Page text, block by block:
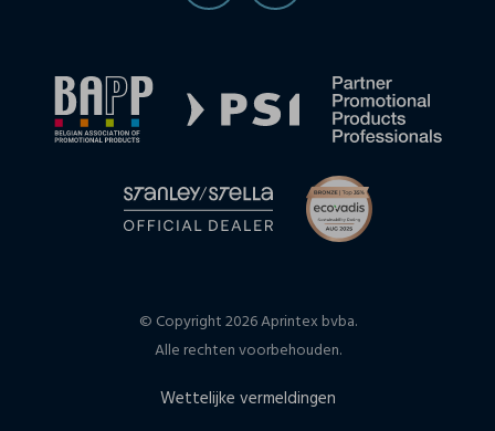
© Copyright 2026 Aprintex bvba.
Alle rechten voorbehouden.
Wettelijke vermeldingen